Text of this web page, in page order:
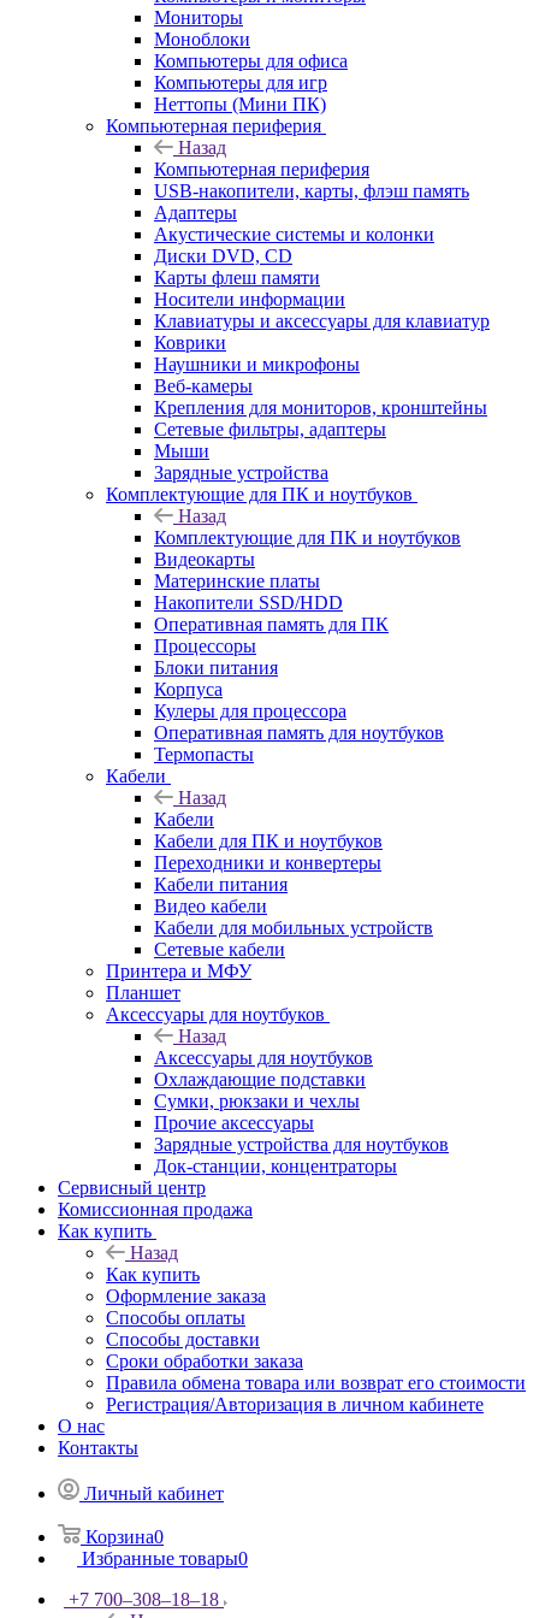
Мониторы
Моноблоки
Компьютеры для офиса
Компьютеры для игр
Неттопы (Мини ПК)
Компьютерная периферия
Назад
Компьютерная периферия
USB-накопители, карты, флэш память
Адаптеры
Акустические системы и колонки
Диски DVD, CD
Карты флеш памяти
Носители информации
Клавиатуры и аксессуары для клавиатур
Коврики
Наушники и микрофоны
Веб-камеры
Крепления для мониторов, кронштейны
Сетевые фильтры, адаптеры
Мыши
Зарядные устройства
Комплектующие для ПК и ноутбуков
Назад
Комплектующие для ПК и ноутбуков
Видеокарты
Материнские платы
Накопители SSD/HDD
Оперативная память для ПК
Процессоры
Блоки питания
Корпуса
Кулеры для процессора
Оперативная память для ноутбуков
Термопасты
Кабели
Назад
Кабели
Кабели для ПК и ноутбуков
Переходники и конвертеры
Кабели питания
Видео кабели
Кабели для мобильных устройств
Сетевые кабели
Принтера и МФУ
Планшет
Аксессуары для ноутбуков
Назад
Аксессуары для ноутбуков
Охлаждающие подставки
Сумки, рюкзаки и чехлы
Прочие аксессуары
Зарядные устройства для ноутбуков
Док-станции, концентраторы
Сервисный центр
Комиссионная продажа
Как купить
Назад
Как купить
Оформление заказа
Способы оплаты
Способы доставки
Сроки обработки заказа
Правила обмена товара или возврат его стоимости
Регистрация/Авторизация в личном кабинете
О нас
Контакты
Личный кабинет
Корзина0
Избранные товары0
+7 700‒308‒18‒18